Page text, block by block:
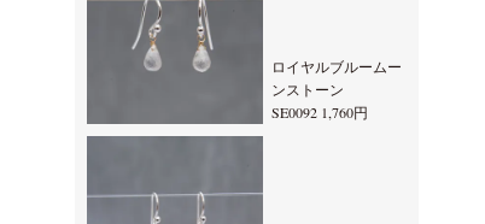
ロイヤルブルームー
ンストーン
SE0092 1,760円